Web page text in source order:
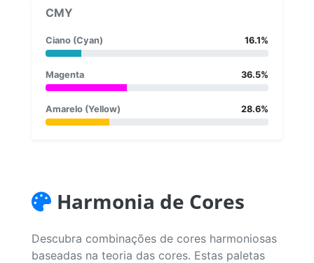
CMY
Ciano (Cyan) 16.1%
Magenta 36.5%
Amarelo (Yellow) 28.6%
Harmonia de Cores
Descubra combinações de cores harmoniosas
baseadas na teoria das cores. Estas paletas